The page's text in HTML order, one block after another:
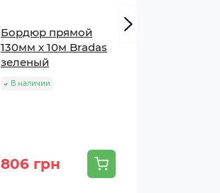
Бордюр прямой
130мм х 10м Bradas
зеленый
В наличии
806 грн